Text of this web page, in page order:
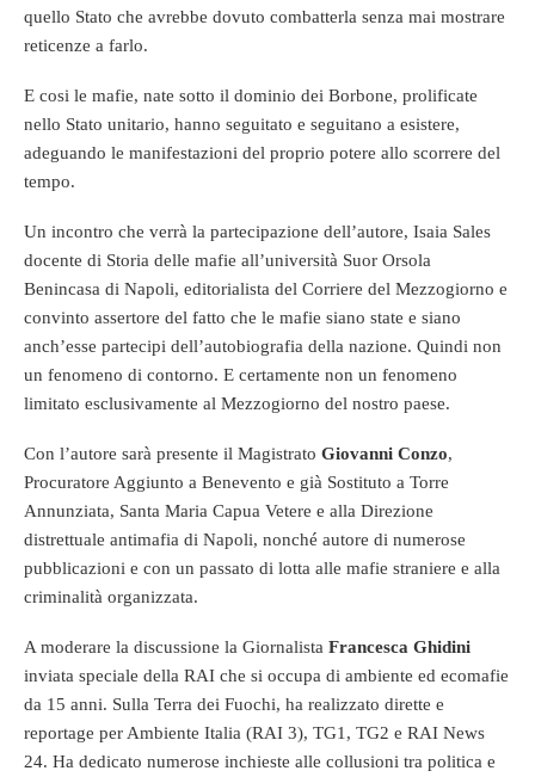
quello Stato che avrebbe dovuto combatterla senza mai mostrare
reticenze a farlo.
E cosi le mafie, nate sotto il dominio dei Borbone, prolificate
nello Stato unitario, hanno seguitato e seguitano a esistere,
adeguando le manifestazioni del proprio potere allo scorrere del
tempo.
Un incontro che verrà la partecipazione dell’autore, Isaia Sales
docente di Storia delle mafie all’università Suor Orsola
Benincasa di Napoli, editorialista del Corriere del Mezzogiorno e
convinto assertore del fatto che le mafie siano state e siano
anch’esse partecipi dell’autobiografia della nazione. Quindi non
un fenomeno di contorno. E certamente non un fenomeno
limitato esclusivamente al Mezzogiorno del nostro paese.
Con l’autore sarà presente il Magistrato Giovanni Conzo,
Procuratore Aggiunto a Benevento e già Sostituto a Torre
Annunziata, Santa Maria Capua Vetere e alla Direzione
distrettuale antimafia di Napoli, nonché autore di numerose
pubblicazioni e con un passato di lotta alle mafie straniere e alla
criminalità organizzata.
A moderare la discussione la Giornalista Francesca Ghidini
inviata speciale della RAI che si occupa di ambiente ed ecomafie
da 15 anni. Sulla Terra dei Fuochi, ha realizzato dirette e
reportage per Ambiente Italia (RAI 3), TG1, TG2 e RAI News
24. Ha dedicato numerose inchieste alle collusioni tra politica e